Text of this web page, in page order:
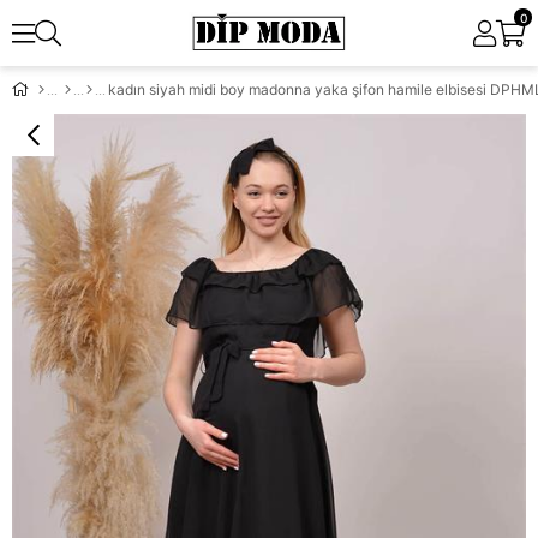
0
kadın siyah midi boy madonna yaka şifon hamile elbisesi